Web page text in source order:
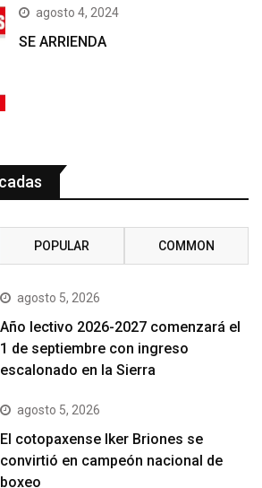
agosto 4, 2024
SE ARRIENDA
POPULAR COMMON
agosto 5, 2026
Año lectivo 2026-2027 comenzará el
1 de septiembre con ingreso
escalonado en la Sierra
agosto 5, 2026
El cotopaxense Iker Briones se
convirtió en campeón nacional de
boxeo